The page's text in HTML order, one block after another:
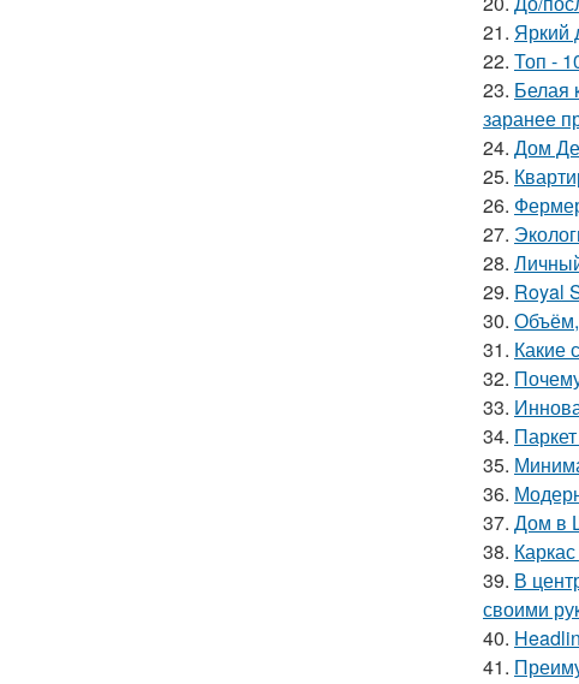
21. Яркий
22. Топ -
23. Белая
заранее
24. Дом
25.
26.
27.
28.
29. Royal
30. Объём,
31. Какие
32.
33.
34.
35.
36.
37. Дом в
38.
39. В
своими
40.
41.